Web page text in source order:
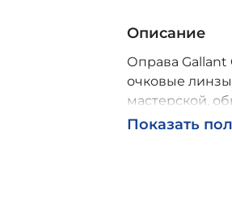
Описание
Оправа Gallant
очковые
мастерской,
Возможна
Показать